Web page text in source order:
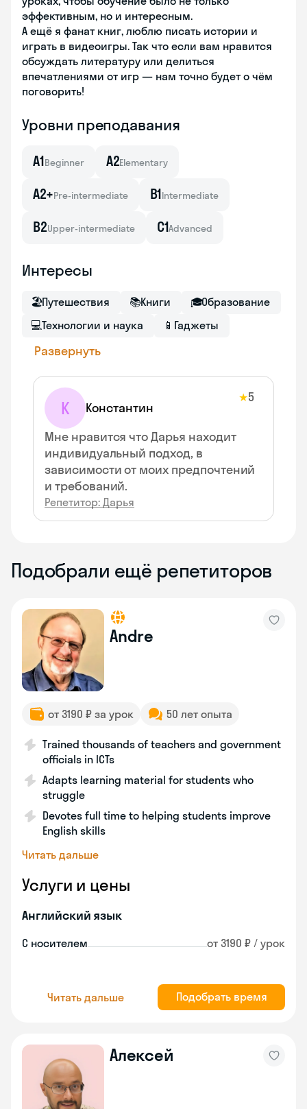
эффективным, но и интересным.
А ещё я фанат книг, люблю писать истории и
играть в видеоигры. Так что если вам нравится
обсуждать литературу или делиться
впечатлениями от игр — нам точно будет о чём
поговорить!
Уровни преподавания
A1Beginner A2Elementary
A2+Pre-intermediate B1Intermediate
B2Upper-intermediate C1Advanced
Интересы
🏖Путешествия 📚Книги 🎓Образование
💻Технологии и наука 📱 Гаджеты
Развернуть
К Константин
★5
Мне нравится что Дарья находит
индивидуальный подход, в
зависимости от моих предпочтений
и требований.
Репетитор: Дарья
Подобрали ещё репетиторов
Andre
от 3190 ₽ за урок 50 лет опыта
Trained thousands of teachers and government
officials in ICTs
Adapts learning material for students who
struggle
Devotes full time to helping students improve
English skills
Читать дальше
Услуги и цены
Английский язык
С носителем от 3190 ₽ / урок
Читать дальше Подобрать время
Алексей